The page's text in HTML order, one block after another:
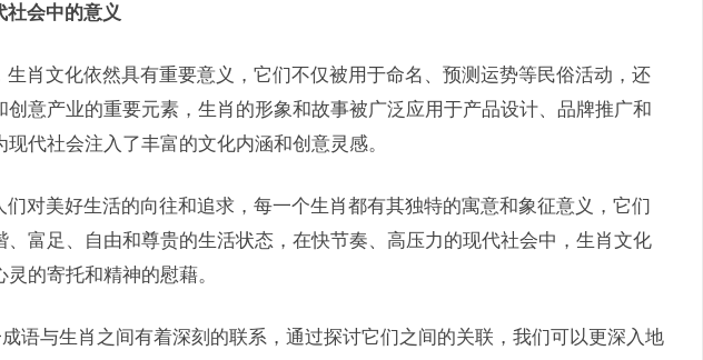
社会中的意义
生肖文化依然具有重要意义，它们不仅被用于命名、预测运势等民俗活动，还
创意产业的重要元素，生肖的形象和故事被广泛应用于产品设计、品牌推广和
代社会注入了丰富的文化内涵和创意灵感。
们对美好生活的向往和追求，每一个生肖都有其独特的寓意和象征意义，它们
、富足、自由和尊贵的生活状态，在快节奏、高压力的现代社会中，生肖文化
的寄托和精神的慰藉。
成语与生肖之间有着深刻的联系，通过探讨它们之间的关联，我们可以更深入地